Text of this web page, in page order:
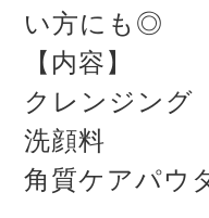
い方にも◎
【内容】
クレンジング
洗顔料
角質ケアパウ